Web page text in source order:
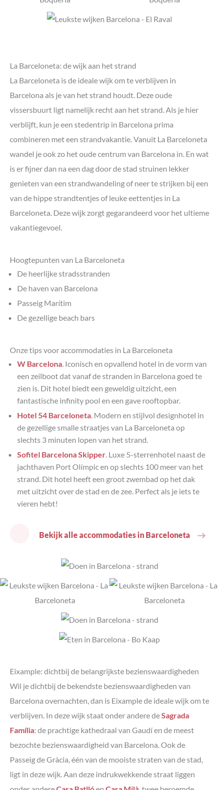
La Barceloneta: de wijk aan het strand
La Barceloneta is de ideale wijk om te verblijven in
Barcelona als je van het strand houdt. Deze oude
vissersbuurt ligt namelijk recht aan het strand. Als je hier
verblijft, kun je een stedentrip in Barcelona prima
combineren met een strandvakantie. Vanuit La Barceloneta
wandel je ook zo het oude centrum van Barcelona in. En wat
is er fijner dan na een dag door de stad struinen lekker
genieten van een strandwandeling of neer te strijken bij een
van de hippe strandtentjes of leuke eettentjes in La
Barceloneta. Deze wijk zorgt gegarandeerd voor het ultieme
vakantiegevoel.
Hoogtepunten van La Barceloneta
De heerlijke stradsstranden
De haven van Barcelona
Passeig Marítim
De gezellige beach bars
Onze tips voor accommodaties in La Barceloneta
W Barcelona . Iconisch en opvallend hotel in de vorm van
een zeilboot dat vanaf de stranden in Barcelona goed te
zien is. Dit hotel biedt een geweldig uitzicht, een
fantastische infinity pool en een gave rooftopbar.
Hotel 54 Barceloneta . Modern en stijlvol designhotel in
de gezellige smalle straatjes van La Barceloneta op
slechts 3 minuten lopen van het strand.
Sofitel Barcelona Skipper . Luxe 5-sterrenhotel naast de
jachthaven Port Olímpic en op slechts 100 meer van het
strand. Dit hotel heeft een groot zwembad op het dak
met uitzicht over de stad en de zee. Perfect als je iets te
vieren hebt!
Bekijk alle accommodaties in Barceloneta
Eixample: dichtbij de belangrijkste bezienswaardigheden
Wil je dichtbij de bekendste bezienswaardigheden van
Barcelona overnachten, dan is Eixample de ideale wijk om te
verblijven. In deze wijk staat onder andere deSagrada
Família: de prachtige kathedraal van Gaudí en de meest
bezochte bezienswaardigheid van Barcelona. Ook de
Passeig de Gràcia, één van de mooiste straten van de stad,
ligt in deze wijk. Aan deze indrukwekkende straat liggen